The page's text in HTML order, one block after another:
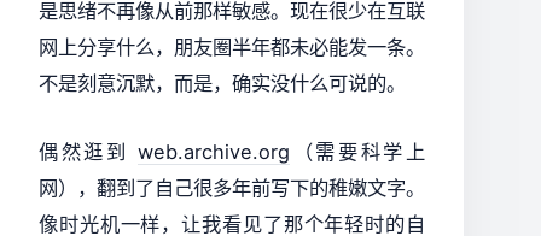
是思绪不再像从前那样敏感。现在很少在互联
网上分享什么，朋友圈半年都未必能发一条。
不是刻意沉默，而是，确实没什么可说的。
偶然逛到web.archive.org （需要科学上
网），翻到了自己很多年前写下的稚嫩文字。
像时光机一样，让我看见了那个年轻时的自